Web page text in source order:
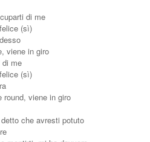
di me
(sì)
viene in giro
di me
(sì)
round, viene in giro
che avresti potuto